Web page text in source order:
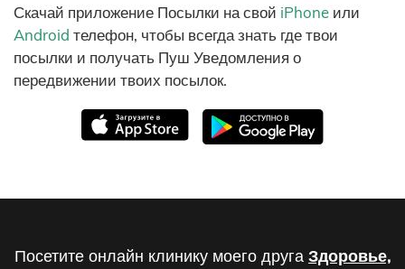
Скачай приложение Посылки на свой iPhone или
Android телефон, чтобы всегда знать где твои
посылки и получать Пуш Уведомления о
передвижении твоих посылок.
Посетите онлайн клинику моего друга Здоровье,